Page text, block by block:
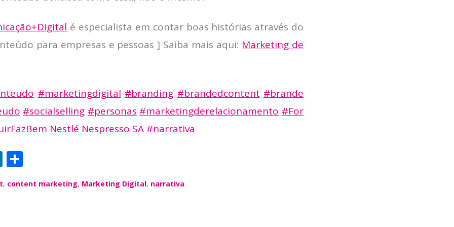
é especialista em contar boas histórias através do
para empresas e pessoas ] Saiba mais aqui: Marketing de
#marketingdigital #branding #brandedcontent #brande
#socialselling #personas #marketingderelacionamento #For
Nestlé Nespresso SA #narrativa
Li
k a
, content marketing, Marketing Digital, narrativa